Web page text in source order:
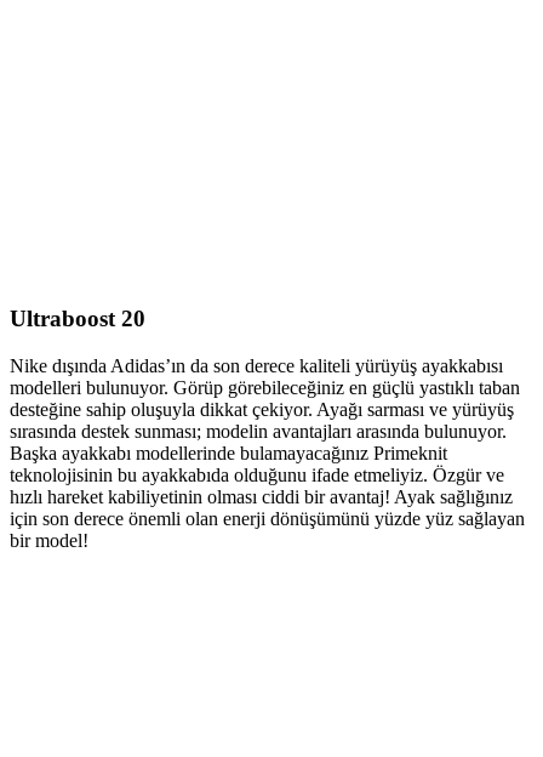
Ultraboost 20
Nike dışında Adidas’ın da son derece kaliteli yürüyüş ayakkabısı
modelleri bulunuyor. Görüp görebileceğiniz en güçlü yastıklı taban
desteğine sahip oluşuyla dikkat çekiyor. Ayağı sarması ve yürüyüş
sırasında destek sunması; modelin avantajları arasında bulunuyor.
Başka ayakkabı modellerinde bulamayacağınız Primeknit
teknolojisinin bu ayakkabıda olduğunu ifade etmeliyiz. Özgür ve
hızlı hareket kabiliyetinin olması ciddi bir avantaj! Ayak sağlığınız
için son derece önemli olan enerji dönüşümünü yüzde yüz sağlayan
bir model!